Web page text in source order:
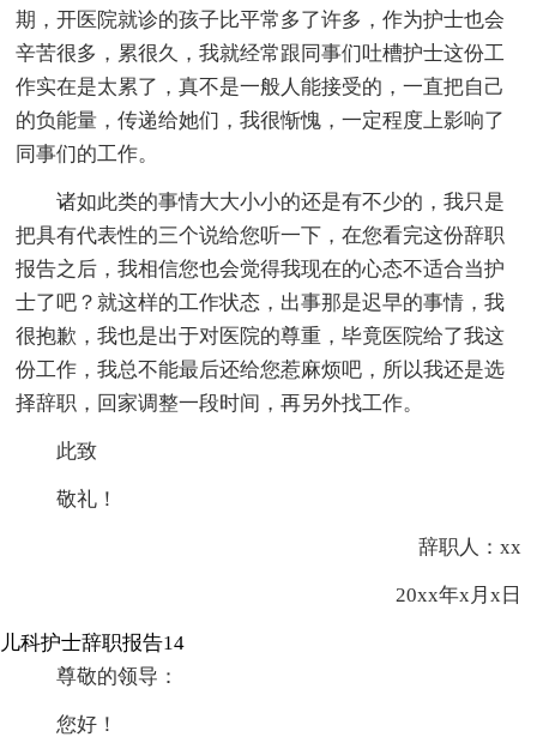
期，开医院就诊的孩子比平常多了许多，作为护士也会
辛苦很多，累很久，我就经常跟同事们吐槽护士这份工
作实在是太累了，真不是一般人能接受的，一直把自己
的负能量，传递给她们，我很惭愧，一定程度上影响了
同事们的工作。
诸如此类的事情大大小小的还是有不少的，我只是
把具有代表性的三个说给您听一下，在您看完这份辞职
报告之后，我相信您也会觉得我现在的心态不适合当护
士了吧？就这样的工作状态，出事那是迟早的事情，我
很抱歉，我也是出于对医院的尊重，毕竟医院给了我这
份工作，我总不能最后还给您惹麻烦吧，所以我还是选
择辞职，回家调整一段时间，再另外找工作。
此致
敬礼！
辞职人：xx
20xx年x月x日
儿科护士辞职报告14
尊敬的领导：
您好！